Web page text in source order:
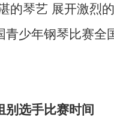
的琴艺 展开激烈
青少年钢琴比赛全
别选手比赛时间